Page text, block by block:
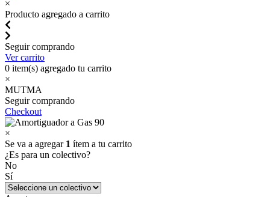
×
Producto agregado a carrito
Seguir comprando
Ver carrito
0 item(s) agregado tu carrito
×
MUTMA
Seguir comprando
Checkout
×
Se va a agregar 1 ítem a tu carrito
¿Es para un colectivo?
No
Sí